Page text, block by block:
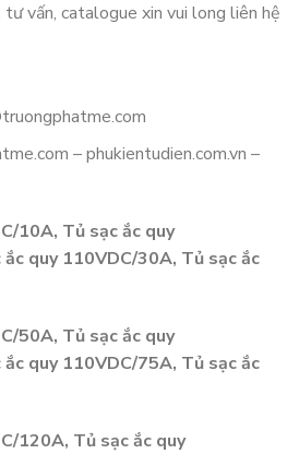
tư vấn, catalogue xin vui long liên hệ
– phukientudien.com.vn –
10A, Tủ sạc ắc quy
quy 110VDC/30A, Tủ sạc ắc
50A, Tủ sạc ắc quy
quy 110VDC/75A, Tủ sạc ắc
120A, Tủ sạc ắc quy